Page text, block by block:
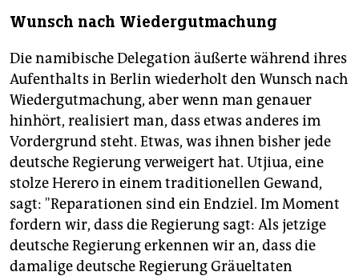
Wunsch nach Wiedergutmachung
Die namibische Delegation äußerte während ihres
Aufenthalts in Berlin wiederholt den Wunsch nach
Wiedergutmachung, aber wenn man genauer
hinhört, realisiert man, dass etwas anderes im
Vordergrund steht. Etwas, was ihnen bisher jede
deutsche Regierung verweigert hat. Utjiua, eine
stolze Herero in einem traditionellen Gewand,
sagt: "Reparationen sind ein Endziel. Im Moment
fordern wir, dass die Regierung sagt: Als jetzige
deutsche Regierung erkennen wir an, dass die
damalige deutsche Regierung Gräueltaten